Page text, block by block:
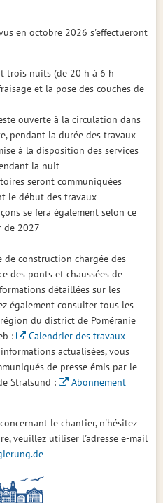
en octobre 2026 s'effectueront
trois nuits (de 20 h à 6 h
et la pose des couches de
ouverte à la circulation dans
pendant la durée des travaux
à la disposition des services
la nuit
seront communiquées
le début des travaux
se fera également selon ce
de 2027
de construction chargée des
des ponts et chaussées de
détaillées sur les
également consulter tous les
du district de Poméranie
:
Calendrier des travaux
actualisées, vous
de presse émis par le
Stralsund :
Abonnement
le chantier, n'hésitez
veuillez utiliser l'adresse e-mail